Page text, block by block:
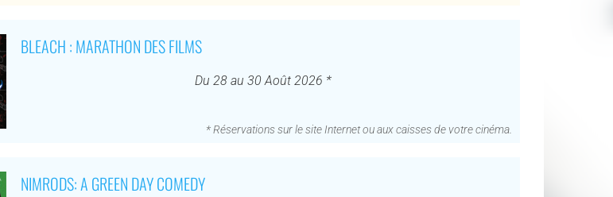
BLEACH : MARATHON DES FILMS
Du 28 au 30 Août 2026 *
* Réservations sur le site Internet ou aux caisses de votre cinéma.
NIMRODS: A GREEN DAY COMEDY